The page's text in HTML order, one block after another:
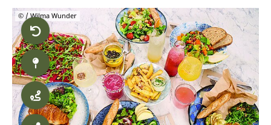
© / Wilma Wunder